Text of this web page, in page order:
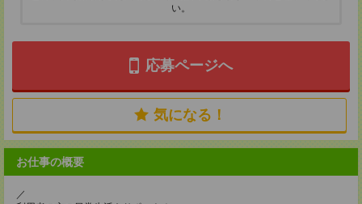
い。
応募ページへ
気になる！
お仕事の概要
／